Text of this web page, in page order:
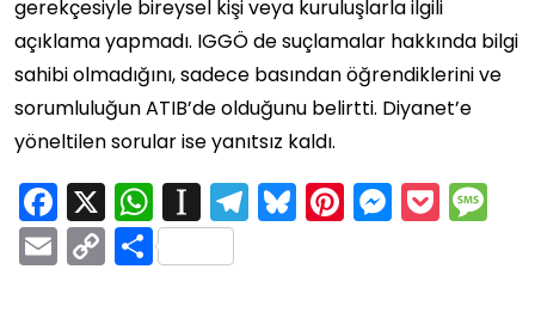
gerekçesiyle bireysel kişi veya kuruluşlarla ilgili
açıklama yapmadı. IGGÖ de suçlamalar hakkında bilgi
sahibi olmadığını, sadece basından öğrendiklerini ve
sorumluluğun ATIB’de olduğunu belirtti. Diyanet’e
yöneltilen sorular ise yanıtsız kaldı.
Facebook
X WhatsApp
Instapaper
Telegram
Bluesky
Pinterest
EmailCopy
Link
Share